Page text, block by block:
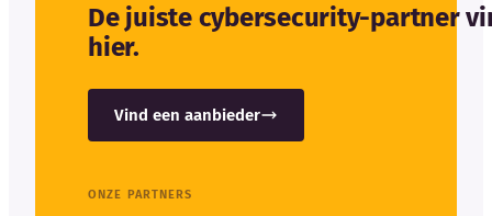
De juiste cybersecurity-partner
hier.
Vind een aanbieder
ONZE PARTNERS